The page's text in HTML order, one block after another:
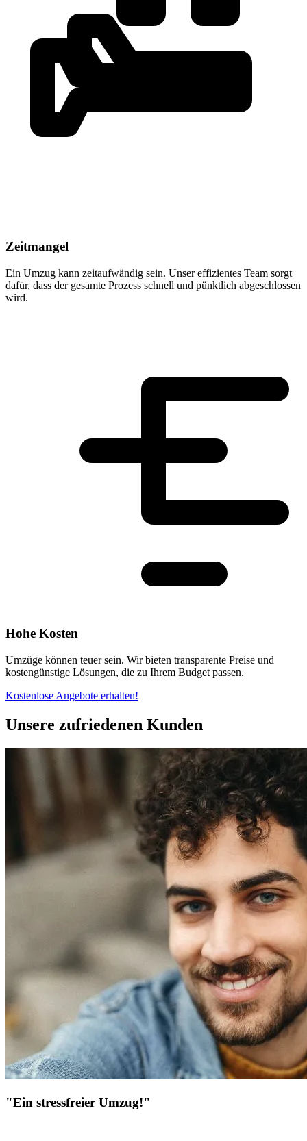
Zeitmangel
Ein Umzug kann zeitaufwändig sein. Unser effizientes Team sorgt
dafür, dass der gesamte Prozess schnell und pünktlich abgeschlossen
wird.
Hohe Kosten
Umzüge können teuer sein. Wir bieten transparente Preise und
kostengünstige Lösungen, die zu Ihrem Budget passen.
Kostenlose Angebote erhalten!
Unsere zufriedenen Kunden
"Ein stressfreier Umzug!"